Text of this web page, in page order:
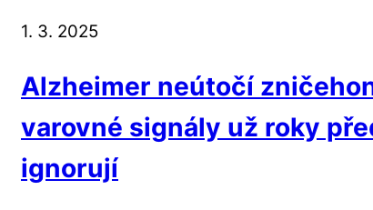
1. 3. 2025
Alzheimer neútočí
varovné signály už roky
ignorují